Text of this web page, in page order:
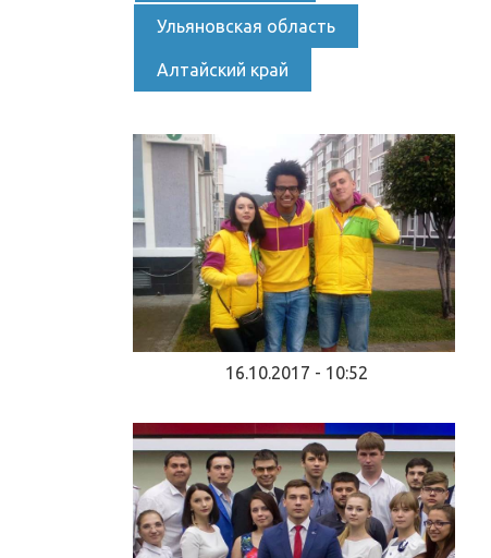
Ульяновская область
Алтайский край
16.10.2017 - 10:52